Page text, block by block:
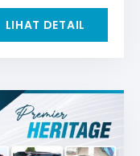
LIHAT DETAIL